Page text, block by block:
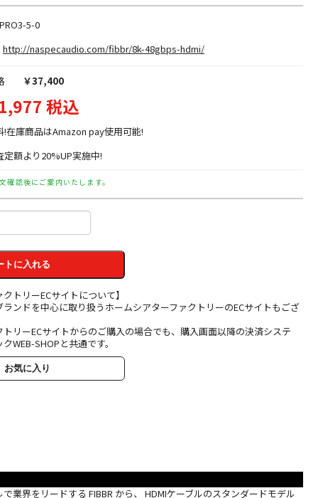
5-0
http://naspecaudio.com/fibbr/8k-48gbps-hdmi/
￥37,400
税込
在庫商品はAmazon pay使用可能!
額より20%UP実施中!
確認後にご案内いたします。
トに入れる
トリーECサイトについて】
ンドを中心に取り扱うホームシアターファクトリーのECサイトもござ
リーECサイトからのご購入の場合でも、購入画面以降の決済システ
WEB-SHOPと共通です。
お気に入り
業界をリードする FIBBR から、 HDMIケーブルのスタンダードモデル